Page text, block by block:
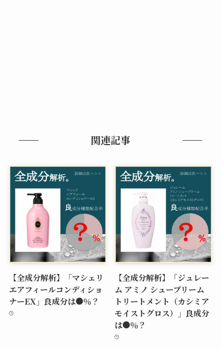
関連記事
【全成分解析】「マシェリ
エアフィールコンディショ
ナーEX」良成分は●％？
【全成分解析】「ジュレー
ム アミノ シュープリーム
トリートメント（カシミア
モイストグロス）」良成分
は●％？